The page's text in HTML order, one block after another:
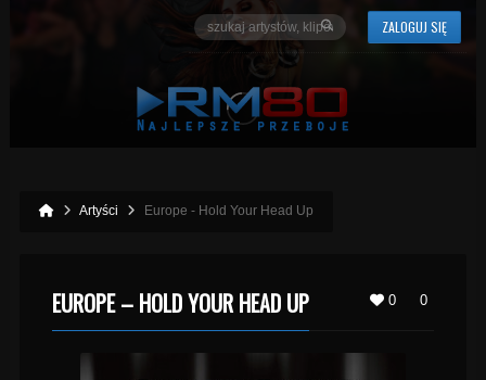
ZALOGUJ SIĘ
Artyści Europe - Hold Your Head Up
0 0
EUROPE – HOLD YOUR HEAD UP